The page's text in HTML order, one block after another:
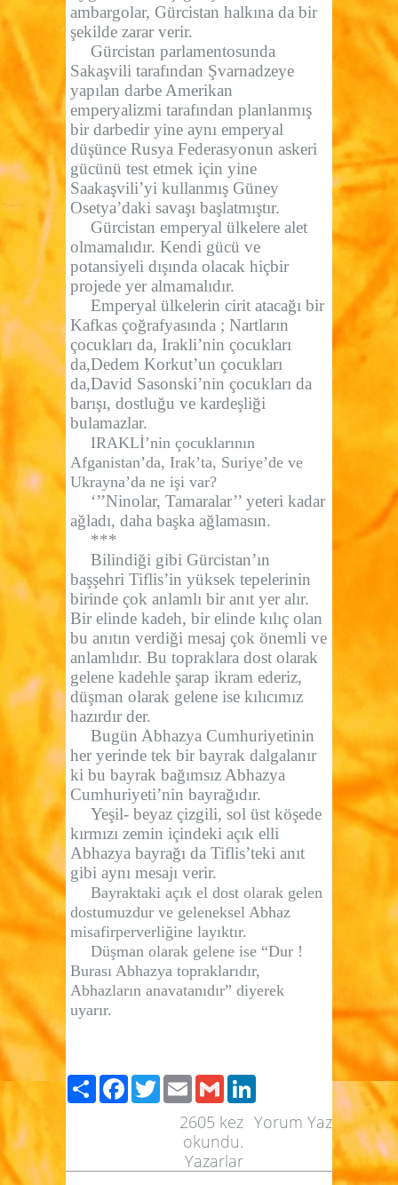
ambargolar, Gürcistan halkına da bir
şekilde zarar verir.
Gürcistan parlamentosunda
Sakaşvili tarafından Şvarnadzeye
yapılan darbe Amerikan
emperyalizmi tarafından planlanmış
bir darbedir yine aynı emperyal
düşünce Rusya Federasyonun askeri
gücünü test etmek için yine
Saakaşvili’yi kullanmış Güney
Osetya’daki savaşı başlatmıştır.
Gürcistan emperyal ülkelere alet
olmamalıdır. Kendi gücü ve
potansiyeli dışında olacak hiçbir
projede yer almamalıdır.
Emperyal ülkelerin cirit atacağı bir
Kafkas çoğrafyasında ; Nartların
çocukları da, Irakli’nin çocukları
da,Dedem Korkut’un çocukları
da,David Sasonski’nin çocukları da
barışı, dostluğu ve kardeşliği
bulamazlar.
IRAKLİ’nin çocuklarının
Afganistan’da, Irak’ta, Suriye’de ve
Ukrayna’da ne işi var?
‘’’Ninolar, Tamaralar’’ yeteri kadar
ağladı, daha başka ağlamasın.
***
Bilindiği gibi Gürcistan’ın
başşehri Tiflis’in yüksek tepelerinin
birinde çok anlamlı bir anıt yer alır.
Bir elinde kadeh, bir elinde kılıç olan
bu anıtın verdiği mesaj çok önemli ve
anlamlıdır. Bu topraklara dost olarak
gelene kadehle şarap ikram ederiz,
düşman olarak gelene ise kılıcımız
hazırdır der.
Bugün Abhazya Cumhuriyetinin
her yerinde tek bir bayrak dalgalanır
ki bu bayrak bağımsız Abhazya
Cumhuriyeti’nin bayrağıdır.
Yeşil- beyaz çizgili, sol üst köşede
kırmızı zemin içindeki açık elli
Abhazya bayrağı da Tiflis’teki anıt
gibi aynı mesajı verir.
Bayraktaki açık el dost olarak gelen
dostumuzdur ve geleneksel Abhaz
misafirperverliğine layıktır.
Düşman olarak gelene ise “Dur !
Burası Abhazya topraklarıdır,
Abhazların anavatanıdır” diyerek
uyarır.
PaylaşFacebook
TwitterEmailGmail
Yorum Yaz
2605 kez
okundu.
Yazarlar